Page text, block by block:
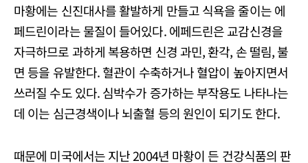
마황에는 신진대사를 활발하게 만들고 식욕을 줄이는 에
페드린이라는 물질이 들어있다. 에페드린은 교감신경을
자극하므로 과하게 복용하면 신경 과민, 환각, 손 떨림, 불
면 등을 유발한다. 혈관이 수축하거나 혈압이 높아지면서
쓰러질 수도 있다. 심박수가 증가하는 부작용도 나타나는
데 이는 심근경색이나 뇌출혈 등의 원인이 되기도 한다.
때문에 미국에서는 지난 2004년 마황이 든 건강식품의 판